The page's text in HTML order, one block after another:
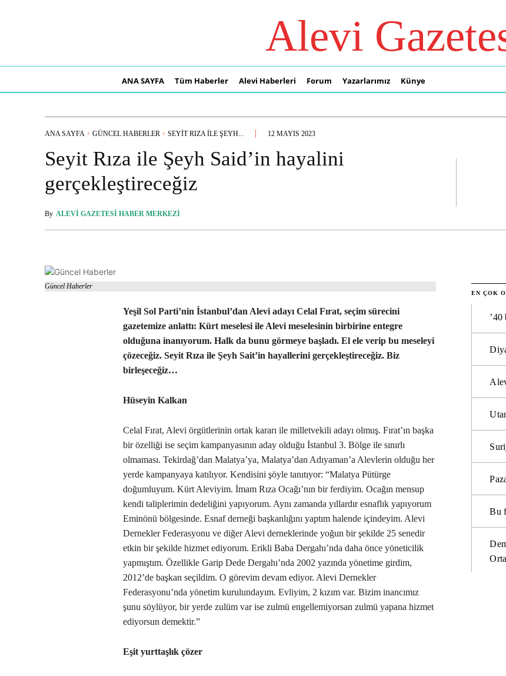
Alevi
ANA SAYFA Tüm Haberler Alevi Haberleri Forum Yazarlarımız Künye
ANA SAYFA GÜNCEL HABERLER SEYIT RIZA ILE ŞEYH... 12 MAYIS 2023
Seyit Rıza ile Şeyh Said’in hayalini
gerçekleştireceğiz
By ALEVI GAZETESI HABER MERKEZI
Güncel Haberler
Yeşil Sol Parti’nin İstanbul’dan Alevi adayı Celal Fırat, seçim sürecini
gazetemize anlattı: Kürt meselesi ile Alevi meselesinin birbirine entegre
olduğuna inanıyorum. Halk da bunu görmeye başladı. El ele verip bu meseleyi
çözeceğiz. Seyit Rıza ile Şeyh Sait’in hayallerini gerçekleştireceğiz. Biz
birleşeceğiz…
Hüseyin Kalkan
Celal Fırat, Alevi örgütlerinin ortak kararı ile milletvekili adayı olmuş. Fırat’ın başka
bir özelliği ise seçim kampanyasının aday olduğu İstanbul 3. Bölge ile sınırlı
olmaması. Tekirdağ’dan Malatya’ya, Malatya’dan Adıyaman’a Alevlerin olduğu her
yerde kampanyaya katılıyor. Kendisini şöyle tanıtıyor: “Malatya Pütürge
doğumluyum. Kürt Aleviyim. İmam Rıza Ocağı’nın bir ferdiyim. Ocağın mensup
kendi taliplerimin dedeliğini yapıyorum. Aynı zamanda yıllardır esnaflık yapıyorum
Eminönü bölgesinde. Esnaf derneği başkanlığını yaptım halende içindeyim. Alevi
Dernekler Federasyonu ve diğer Alevi derneklerinde yoğun bir şekilde 25 senedir
etkin bir şekilde hizmet ediyorum. Erikli Baba Dergahı’nda daha önce yöneticilik
yapmıştım. Özellikle Garip Dede Dergahı’nda 2002 yazında yönetime girdim,
2012’de başkan seçildim. O görevim devam ediyor. Alevi Dernekler
Federasyonu’nda yönetim kurulundayım. Evliyim, 2 kızım var. Bizim inancımız
şunu söylüyor, bir yerde zulüm var ise zulmü engellemiyorsan zulmü yapana hizmet
ediyorsun demektir.”
Eşit yurttaşlık çözer
EN ÇOK
Bu